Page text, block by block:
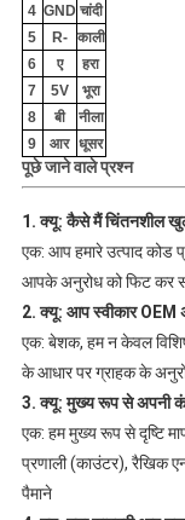
4 GND चांदी
5
R- काली
6
ए
हरा
7
5V
भूरा
8
बी
नीला
9
आर धूसर
पूछे जाने वाले प्रश्न
1. क्यू: कैसे मैं चिंतनशील
एक: आप हमारे उत्पाद कोड
आपके अनुरोध को फिट कर
2. क्यू: आप स्वीकार OEM
एक: बेशक, हम न केवल
के आधार पर ग्राहक के
3. क्यू: मुख्य रूप से अपनी
एक: हम मुख्य रूप से दृष्टि
प्रणाली (काउंटर), रैखिक
पैमाने